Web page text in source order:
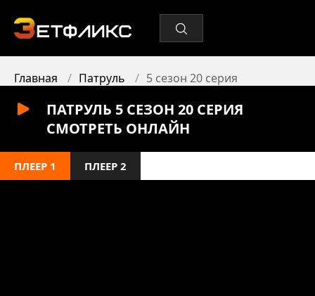
Главная Патруль 5 сезон 20 серия
ПАТРУЛЬ 5 СЕЗОН 20 СЕРИЯ
СМОТРЕТЬ ОНЛАЙН
ПЛЕЕР 1 ПЛЕЕР 2